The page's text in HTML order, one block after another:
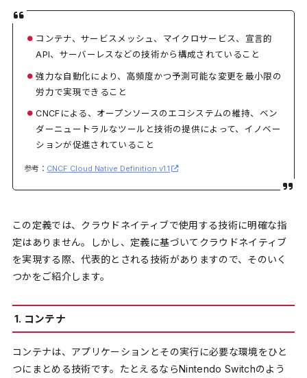
コンテナ、サービスメッシュ、マイクロサービス、宣言的
API、サーバーレスなどの技術から構成されていること
強力な自動化により、高頻度かつ予測可能な変更を最小限の
労力で実現できること
CNCFによる、オープンソースのエコシステムの維持、ベン
ダーニュートラルなツールと技術の提供によって、イノベー
ションが促進されていること
参考： CNCF Cloud Native Definition v1.1
この定義では、クラウドネイティブで使用する技術に明確な指
定はありません。しかし、定義に基づいてクラウドネイティブ
を実現する際、代表的とされる技術がありますので、そのいく
つかをご紹介します。
1. コンテナ
コンテナは、アプリケーションとその実行に必要な環境をひと
つにまとめる技術です。たとえるならNintendo Switchのよう